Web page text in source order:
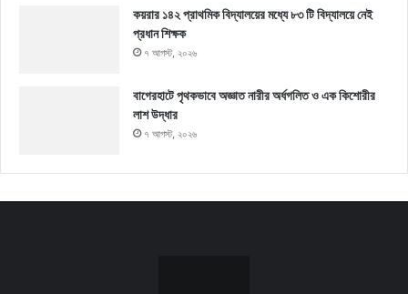
কয়রার ১৪২ প্রাথমিক বিদ্যালয়ের মধ্যে ৮৩ টি বিদ্যালয়ে নেই
প্রধান শিক্ষক
৭ আগস্ট, ২০২৬
বাগেরহাটে পৃথকভাবে অজ্ঞাত নারীর অর্ধগলিত ও এক কিশোরীর
লাশ উদ্ধার
৭ আগস্ট, ২০২৬